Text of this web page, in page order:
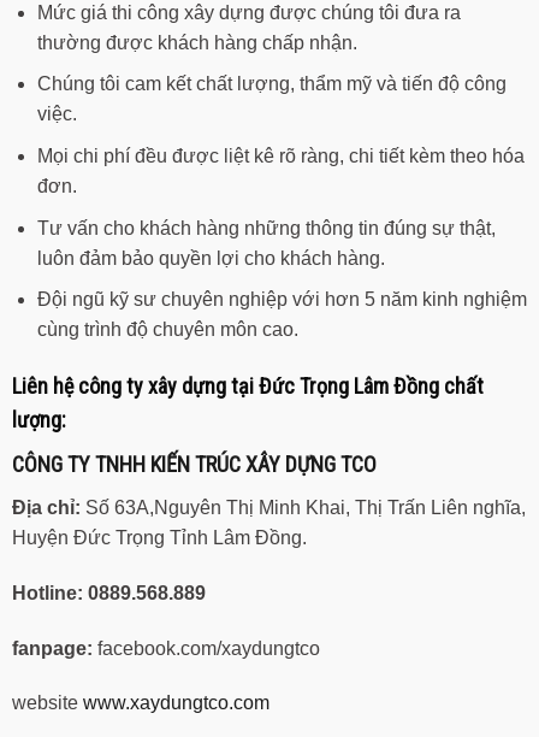
Mức giá thi công xây dựng được chúng tôi đưa ra
thường được khách hàng chấp nhận.
Chúng tôi cam kết chất lượng, thẩm mỹ và tiến độ công
việc.
Mọi chi phí đều được liệt kê rõ ràng, chi tiết kèm theo hóa
đơn.
Tư vấn cho khách hàng những thông tin đúng sự thật,
luôn đảm bảo quyền lợi cho khách hàng.
Đội ngũ kỹ sư chuyên nghiệp với hơn 5 năm kinh nghiệm
cùng trình độ chuyên môn cao.
Liên hệ công ty xây dựng tại Đức Trọng Lâm Đồng chất
lượng:
CÔNG TY TNHH KIẾN TRÚC XÂY DỰNG TCO
Địa chỉ: Số 63A,Nguyên Thị Minh Khai, Thị Trấn Liên nghĩa,
Huyện Đức Trọng Tỉnh Lâm Đồng.
Hotline: 0889.568.889
fanpage: facebook.com/xaydungtco
website www.xaydungtco.com